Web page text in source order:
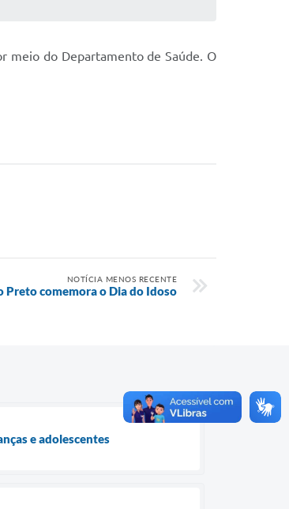
meio do Departamento de Saúde. O
NOTÍCIA MENOS RECENTE
Preto comemora o Dia do Idoso
e adolescentes